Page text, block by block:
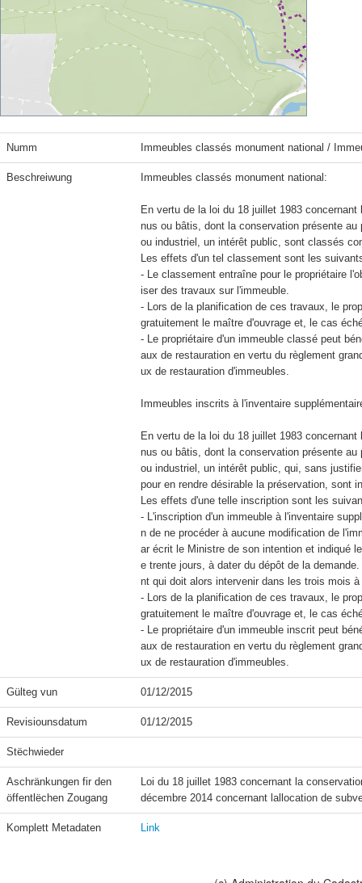
Numm Immeubles classés monument national /
Beschreiwung Immeubles classés monument national:
En vertu de la loi du 18 juillet 1983
nus ou bâtis, dont la conservation présente
ou industriel, un intérêt public, sont classés
Les effets d'un tel classement sont les
- Le classement entraîne pour le propriétaire
iser des travaux sur l'immeuble.
- Lors de la planification de ces travaux, le
gratuitement le maître d'ouvrage et, le cas
- Le propriétaire d'un immeuble classé peut
aux de restauration en vertu du règlement
ux de restauration d'immeubles.
Immeubles inscrits à l'inventaire
En vertu de la loi du 18 juillet 1983
nus ou bâtis, dont la conservation présente
ou industriel, un intérêt public, qui, sans
pour en rendre désirable la préservation, sont
Les effets d'une telle inscription sont les
- L'inscription d'un immeuble à l'inventaire
n de ne procéder à aucune modification de
ar écrit le Ministre de son intention et indiqué
e trente jours, à dater du dépôt de la
nt qui doit alors intervenir dans les trois mois
- Lors de la planification de ces travaux, le
gratuitement le maître d'ouvrage et, le cas
- Le propriétaire d'un immeuble inscrit peut
aux de restauration en vertu du règlement
ux de restauration d'immeubles.
Gülteg vun 01/12/2015
Revisiounsdatum 01/12/2015
Stëchwieder
Aschränkungen fir den
öffentlëchen Zougang
Loi du 18 juillet 1983 concernant la
décembre 2014 concernant lallocation de
Komplett Metadaten Link